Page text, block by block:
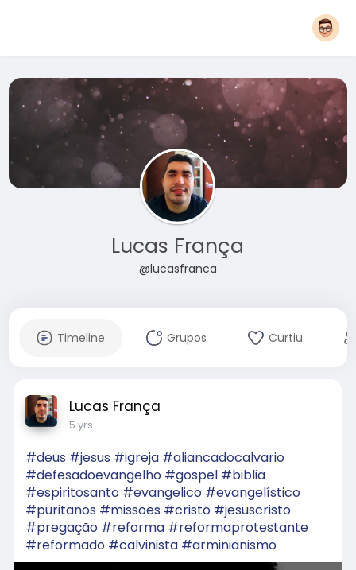
Lucas França
@lucasfranca
Timeline Grupos Curtiu
Lucas França
5 yrs
#deus #jesus #igreja #aliancadocalvario
#defesadoevangelho #gospel #biblia
#espiritosanto #evangelico #evangelístico
#puritanos #missoes #cristo #jesuscristo
#pregação #reforma #reformaprotestante
#reformado #calvinista #arminianismo